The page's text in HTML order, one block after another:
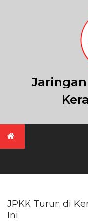
JPKK Turun di
Ini